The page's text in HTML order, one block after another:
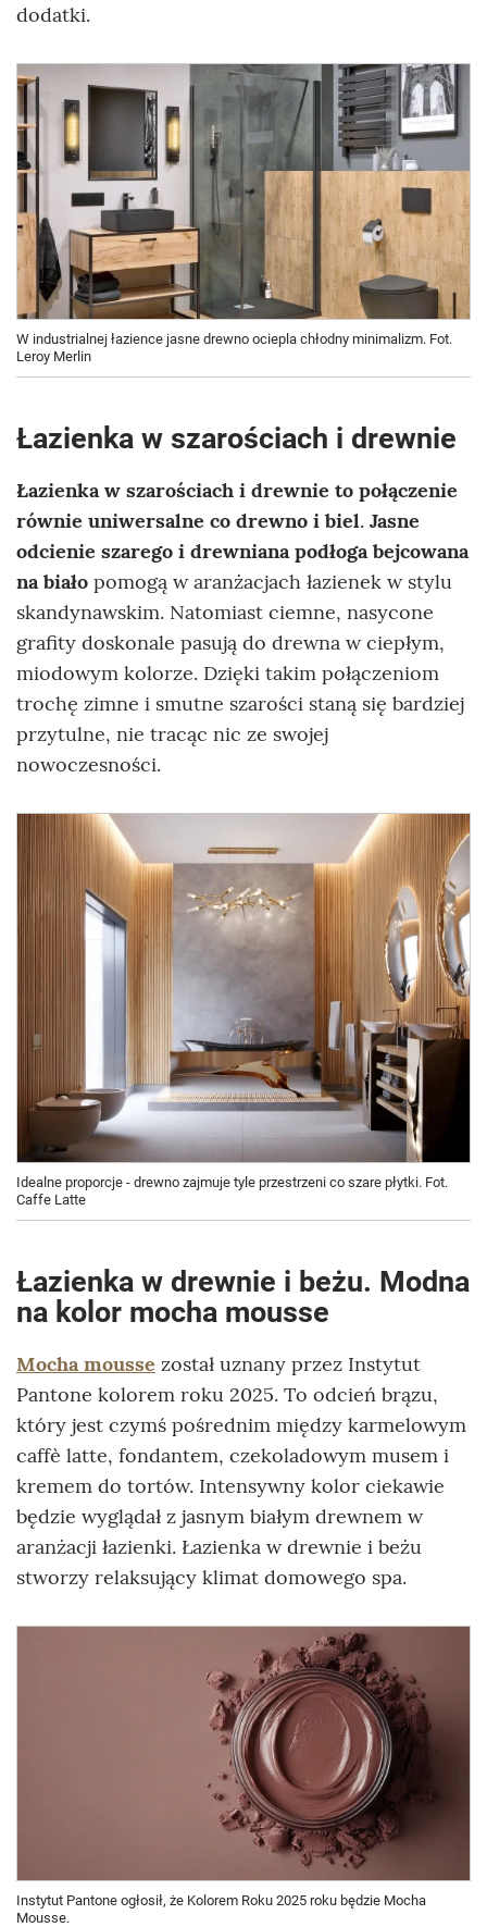
dodatki.
W industrialnej łazience jasne drewno ociepla chłodny minimalizm. Fot.
Leroy Merlin
Łazienka w szarościach i drewnie
Łazienka w szarościach i drewnie to połączenie
równie uniwersalne co drewno i biel. Jasne
odcienie szarego i drewniana podłoga bejcowana
na biało pomogą w aranżacjach łazienek w stylu
skandynawskim. Natomiast ciemne, nasycone
grafity doskonale pasują do drewna w ciepłym,
miodowym kolorze. Dzięki takim połączeniom
trochę zimne i smutne szarości staną się bardziej
przytulne, nie tracąc nic ze swojej
nowoczesności.
Idealne proporcje - drewno zajmuje tyle przestrzeni co szare płytki. Fot.
Caffe Latte
Łazienka w drewnie i beżu. Modna
na kolor mocha mousse
Mocha mousse został uznany przez Instytut
Pantone kolorem roku 2025. To odcień brązu,
który jest czymś pośrednim między karmelowym
caffè latte, fondantem, czekoladowym musem i
kremem do tortów. Intensywny kolor ciekawie
będzie wyglądał z jasnym białym drewnem w
aranżacji łazienki. Łazienka w drewnie i beżu
stworzy relaksujący klimat domowego spa.
Instytut Pantone ogłosił, że Kolorem Roku 2025 roku będzie Mocha
Mousse.